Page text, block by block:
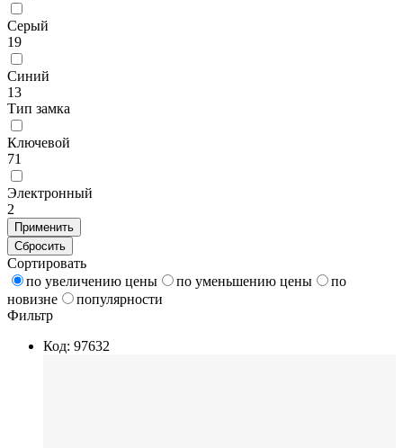
Серый
19
Синий
13
Тип замка
Ключевой
71
Электронный
2
Применить
Сбросить
Сортировать
по увеличению цены
по уменьшению цены
по
новизне
популярности
Фильтр
Код: 97632